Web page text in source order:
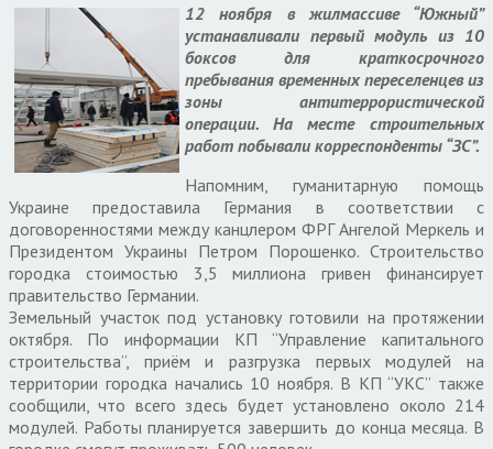
12 ноября в жилмассиве “Южный”
устанавливали первый модуль из 10
боксов для краткосрочного
пребывания временных переселенцев из
зоны антитеррористической
операции. На месте строительных
работ побывали корреспонденты “ЗС”.
Напомним, гуманитарную помощь
Украине предоставила Германия в соответствии с
договоренностями между канцлером ФРГ Ангелой Меркель и
Президентом Украины Петром Порошенко. Строительство
городка стоимостью 3,5 миллиона гривен финансирует
правительство Германии.
Земельный участок под установку готовили на протяжении
октября. По информации КП “Управление капитального
строительства”, приём и разгрузка первых модулей на
территории городка начались 10 ноября. В КП “УКС” также
сообщили, что всего здесь будет установлено около 214
модулей. Работы планируется завершить до конца месяца. В